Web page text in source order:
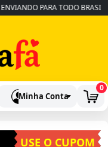
PARA TODO BRASIL
Minha Conta
0
USE O CUPOM